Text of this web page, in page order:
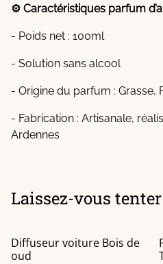
⚙️ Caractéristiques parfum
- Poids net : 100ml
- Solution sans alcool
- Origine du parfum : Grasse,
- Fabrication : Artisanale,
Ardennes
Laissez-vous
Diffuseur voiture Bois de
oud